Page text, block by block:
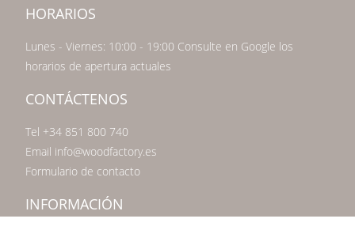
HORARIOS
Lunes - Viernes: 10:00 - 19:00 Consulte en Google los
horarios de apertura actuales
CONTÁCTENOS
Tel +34 851 800 740
Email info@woodfactory.es
Formulario de contacto
INFORMACIÓN